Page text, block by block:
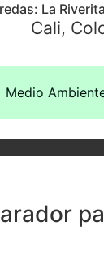
La
Cali,
Medio